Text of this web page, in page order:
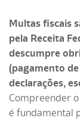
Multas fiscais
pela Receita
descumpre
(pagamento
declarações,
Compreender
é fundamental